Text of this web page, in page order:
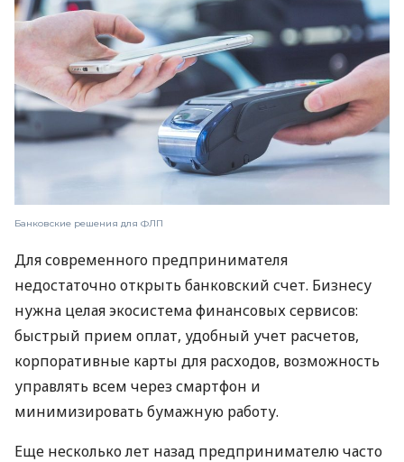
Банковские решения для ФЛП
Для современного предпринимателя
недостаточно открыть банковский счет. Бизнесу
нужна целая экосистема финансовых сервисов:
быстрый прием оплат, удобный учет расчетов,
корпоративные карты для расходов, возможность
управлять всем через смартфон и
минимизировать бумажную работу.
Еще несколько лет назад предпринимателю часто